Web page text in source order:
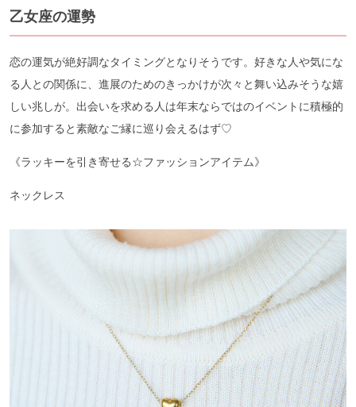
乙女座の運勢
恋の運気が絶好調なタイミングとなりそうです。好きな人や気にな
る人との関係に、進展のためのきっかけが次々と舞い込みそうな嬉
しい兆しが。出会いを求める人は年末ならではのイベントに積極的
に参加すると素敵なご縁に巡り会えるはず♡
《ラッキーを引き寄せる☆ファッションアイテム》
ネックレス